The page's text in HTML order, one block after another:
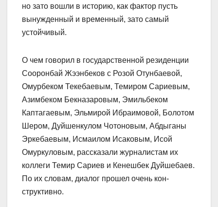
но зато вошли в историю, как фактор пусть
вынужденный и временный, зато самый
устойчивый.
О чем говорил в государст­венной резиденции
Сооронбай Жээнбеков с Розой Отунбаевой,
Омурбеком Текебаевым, Темиром Сариевым,
Азимбеком Бекназаровым, Эмильбеком
Каптагаевым, Эльмирой Ибраимовой, Болотом
Шером, Дуйшенкулом Чотоновым, Абдыганы
Эркебаевым, Исмаилом Исаковым, Исой
Омуркуловым, рассказали журналистам их
коллеги Темир Сариев и Кенешбек Дуйшебаев.
По их словам, диалог прошел очень кон­
структивно.